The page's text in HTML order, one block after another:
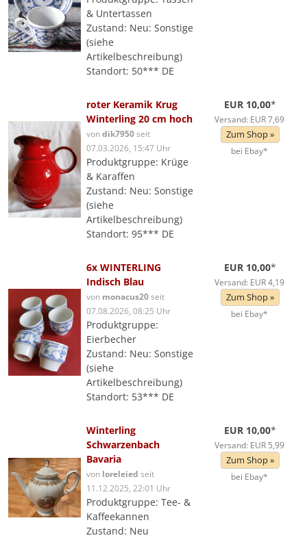
& Untertassen
Zustand: Neu: Sonstige
(siehe
Artikelbeschreibung)
Standort: 50*** DE
roter Keramik Krug
Winterling 20 cm hoch
vondik7950seit
07.03.2026, 15:47 Uhr
Produktgruppe: Krüge
& Karaffen
Zustand: Neu: Sonstige
(siehe
Artikelbeschreibung)
Standort: 95*** DE
EUR 10,00*
Versand: EUR 7,69
Zum Shop »
bei Ebay*
6x WINTERLING
Indisch Blau
von monacus20seit
07.08.2026, 08:25 Uhr
Produktgruppe:
Eierbecher
Zustand: Neu: Sonstige
(siehe
Artikelbeschreibung)
Standort: 53*** DE
EUR 10,00*
Versand: EUR 4,19
Zum Shop »
bei Ebay*
Winterling
Schwarzenbach
Bavaria
von loreleied seit
11.12.2025, 22:01 Uhr
Produktgruppe: Tee- &
Kaffeekannen
Zustand: Neu
EUR 10,00*
Versand: EUR 5,99
Zum Shop »
bei Ebay*